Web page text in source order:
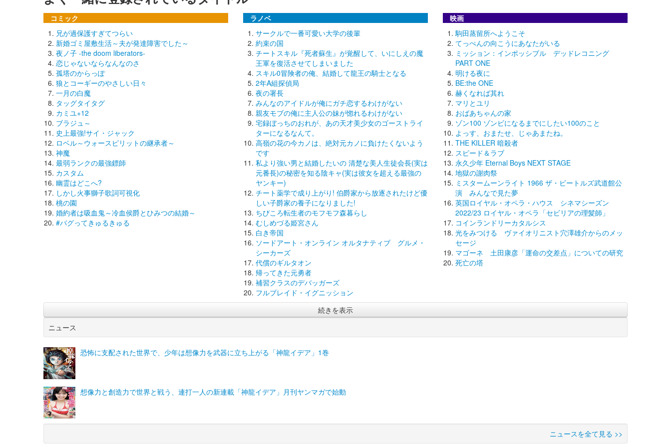
コミック
兄が過保護すぎてつらい
新婚ゴミ屋敷生活～夫が発達障害でした～
夜ノ子 -the doom liberators-
恋じゃないならなんなのさ
孤塔のからっぽ
狼とコーギーのやさしい日々
一月の白魔
タッグタイタグ
カミユ+12
ブラジュ～
史上最強!サイ・ジャック
ロベル～ウォースピリットの継承者～
神魔
最弱ランクの最強鏢師
カスタム
幽霊はどこへ?
しかし火事獅子歌詞可視化
桃の園
婚約者は吸血鬼～冷血侯爵とひみつの結婚～
#バグってきゅるきゅる
ラノベ
サークルで一番可愛い大学の後輩
約束の国
チートスキル『死者蘇生』が覚醒して、いにしえの魔
王軍を復活させてしまいました
スキル0冒険者の俺、結婚して龍王の騎士となる
2年A組探偵局
夜の署長
みんなのアイドルが俺にガチ恋するわけがない
親友モブの俺に主人公の妹が惚れるわけがない
宅録ぼっちのおれが、あの天才美少女のゴーストライ
ターになるなんて。
高嶺の花の今カノは、絶対元カノに負けたくないよう
です
私より強い男と結婚したいの 清楚な美人生徒会長(実は
元番長)の秘密を知る陰キャ(実は彼女を超える最強の
ヤンキー)
チート薬学で成り上がり! 伯爵家から放逐されたけど優
しい子爵家の養子になりました!
ちびころ転生者のモフモフ森暮らし
むしめづる姫宮さん
白き帝国
ソードアート・オンライン オルタナティブ グルメ・
シーカーズ
代償のギルタオン
帰ってきた元勇者
補習クラスのデバッガーズ
フルブレイド・イグニッション
映画
駒田蒸留所へようこそ
てっぺんの向こうにあなたがいる
ミッション：インポッシブル デッドレコニング
PART ONE
明ける夜に
BE:the ONE
赫くなれば其れ
マリとユリ
おばあちゃんの家
ゾン100 ゾンビになるまでにしたい100のこと
よっす、おまたせ、じゃあまたね。
THE KILLER 暗殺者
スピード＆ラブ
永久少年 Eternal Boys NEXT STAGE
地獄の謝肉祭
ミスタームーンライト 1966 ザ・ビートルズ武道館公
演 みんなで見た夢
英国ロイヤル・オペラ・ハウス シネマシーズン
2022/23 ロイヤル・オペラ「セビリアの理髪師」
コインランドリーカタルシス
光をみつける ヴァイオリニスト穴澤雄介からのメッ
セージ
マゴーネ 土田康彦「運命の交差点」についての研究
死亡の塔
続きを表示
ニュース
恐怖に支配された世界で、少年は想像力を武器に立ち上がる「神龍イデア」1巻
想像力と創造力で世界と戦う、連打一人の新連載「神龍イデア」月刊ヤンマガで始動
ニュースを全て見る >>